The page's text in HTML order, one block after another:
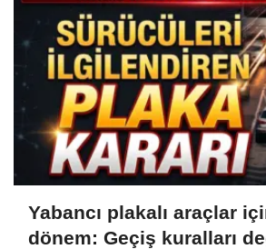
Yabancı plakalı araçlar
dönem: Geçiş kuralları